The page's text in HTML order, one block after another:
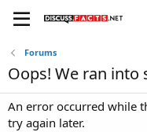
Forums
Oops! We ran into
An error occurred while
try again later.